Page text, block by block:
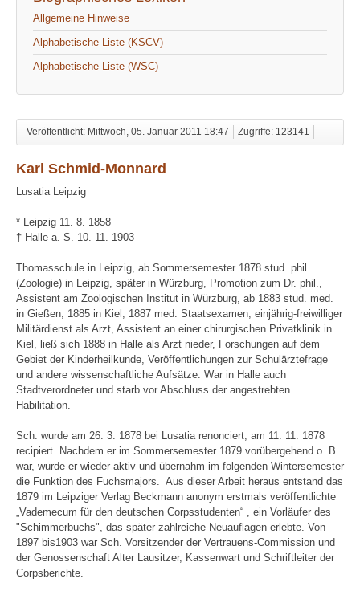
Allgemeine Hinweise
Alphabetische Liste (KSCV)
Alphabetische Liste (WSC)
Veröffentlicht: Mittwoch, 05. Januar 2011 18:47 Zugriffe: 123141
Karl Schmid-Monnard
Lusatia Leipzig
* Leipzig 11. 8. 1858
† Halle a. S. 10. 11. 1903
Thomasschule in Leipzig, ab Sommersemester 1878 stud. phil.
(Zoologie) in Leipzig, später in Würzburg, Promotion zum Dr. phil.,
Assistent am Zoologischen Institut in Würzburg, ab 1883 stud. med.
in Gießen, 1885 in Kiel, 1887 med. Staatsexamen, einjährig-freiwilliger
Militärdienst als Arzt, Assistent an einer chirurgischen Privatklinik in
Kiel, ließ sich 1888 in Halle als Arzt nieder, Forschungen auf dem
Gebiet der Kinderheilkunde, Veröffentlichungen zur Schulärztefrage
und andere wissenschaftliche Aufsätze. War in Halle auch
Stadtverordneter und starb vor Abschluss der angestrebten
Habilitation.
Sch. wurde am 26. 3. 1878 bei Lusatia renonciert, am 11. 11. 1878
recipiert. Nachdem er im Sommersemester 1879 vorübergehend o. B.
war, wurde er wieder aktiv und übernahm im folgenden Wintersemester
die Funktion des Fuchsmajors. Aus dieser Arbeit heraus entstand das
1879 im Leipziger Verlag Beckmann anonym erstmals veröffentlichte
„Vademecum für den deutschen Corpsstudenten“ , ein Vorläufer des
"Schimmerbuchs", das später zahlreiche Neuauflagen erlebte. Von
1897 bis1903 war Sch. Vorsitzender der Vertrauens-Commission und
der Genossenschaft Alter Lausitzer, Kassenwart und Schriftleiter der
Corpsberichte.